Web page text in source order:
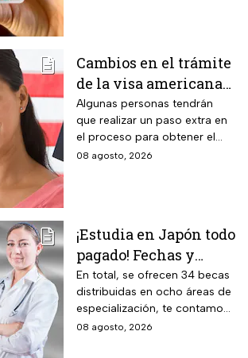
común.
Cambios en el trámite
de la visa americana
2026 y para quiénes
aplica
Algunas personas tendrán
que realizar un paso extra en
el proceso para obtener el
documento que permite
08 agosto, 2026
¡Estudia en Japón todo
pagado! Fechas y
requisitos de la
convocatoria para
becas de estancias en
2026
En total, se ofrecen 34 becas
distribuidas en ocho áreas de
especialización, te contamos
todos los detalles.
08 agosto, 2026